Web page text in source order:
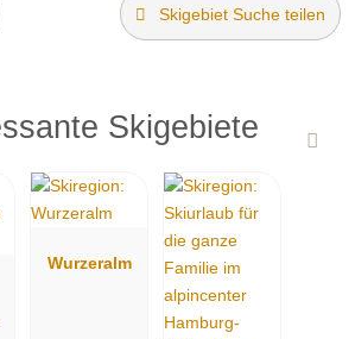
Skigebiet Suche teilen
Skigebiete
Wurzeralm